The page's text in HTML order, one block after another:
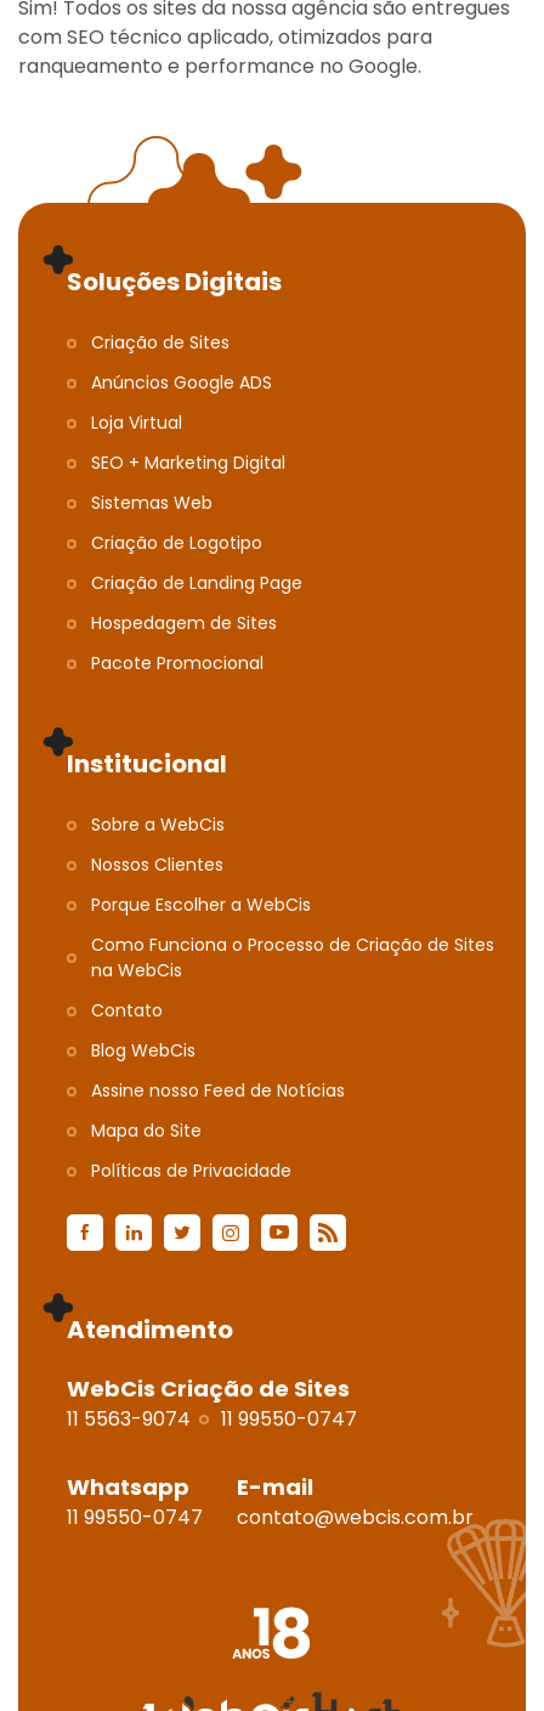
Sim! Todos os sites da nossa agência são entregues
com SEO técnico aplicado, otimizados para
ranqueamento e performance no Google.
Soluções Digitais
Criação de Sites
Anúncios Google ADS
Loja Virtual
SEO + Marketing Digital
Sistemas Web
Criação de Logotipo
Criação de Landing Page
Hospedagem de Sites
Pacote Promocional
Institucional
Sobre a WebCis
Nossos Clientes
Porque Escolher a WebCis
Como Funciona o Processo de Criação de Sites
na WebCis
Contato
Blog WebCis
Assine nosso Feed de Notícias
Mapa do Site
Polí­ticas de Privacidade
Atendimento
WebCis Criação de Sites
11 5563-9074 11 99550-0747
Whatsapp
11 99550-0747
E-mail
contato@webcis.com.br